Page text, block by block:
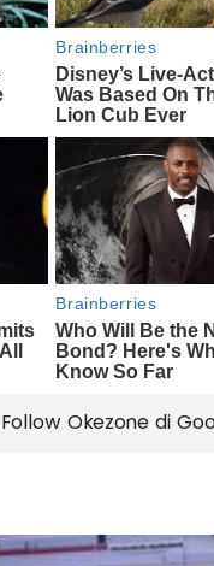
Follow Okezone di